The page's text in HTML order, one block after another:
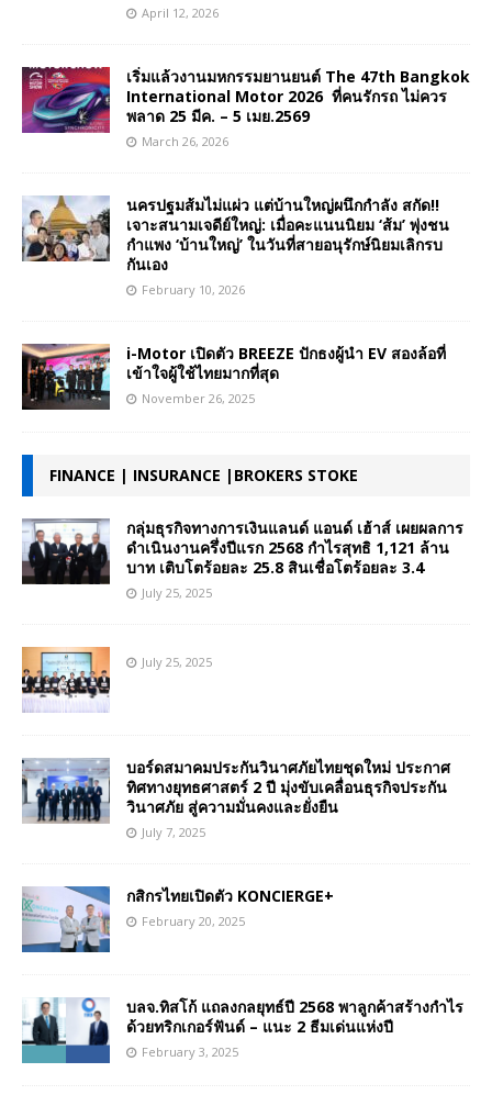
April 12, 2026
เริ่มแล้วงานมหกรรมยานยนต์ The 47th Bangkok
International Motor 2026 ที่คนรักรถ ไม่ควร
พลาด 25 มีค. – 5 เมย.2569
March 26, 2026
นครปฐมส้มไม่แผ่ว แต่บ้านใหญ่ผนึกกำลัง สกัด!!
เจาะสนามเจดีย์ใหญ่: เมื่อคะแนนนิยม ‘ส้ม’ พุ่งชน
กำแพง ‘บ้านใหญ่’ ในวันที่สายอนุรักษ์นิยมเลิกรบ
กันเอง
February 10, 2026
i-Motor เปิดตัว BREEZE ปักธงผู้นำ EV สองล้อที่
เข้าใจผู้ใช้ไทยมากที่สุด
November 26, 2025
FINANCE | INSURANCE |BROKERS STOKE
กลุ่มธุรกิจทางการเงินแลนด์ แอนด์ เฮ้าส์ เผยผลการ
ดำเนินงานครึ่งปีแรก 2568 กำไรสุทธิ 1,121 ล้าน
บาท เติบโตร้อยละ 25.8 สินเชื่อโตร้อยละ 3.4
July 25, 2025
July 25, 2025
บอร์ดสมาคมประกันวินาศภัยไทยชุดใหม่ ประกาศ
ทิศทางยุทธศาสตร์ 2 ปี มุ่งขับเคลื่อนธุรกิจประกัน
วินาศภัย สู่ความมั่นคงและยั่งยืน
July 7, 2025
กสิกรไทยเปิดตัว KONCIERGE+
February 20, 2025
บลจ.ทิสโก้ แถลงกลยุทธ์ปี 2568 พาลูกค้าสร้างกำไร
ด้วยทริกเกอร์ฟันด์ – แนะ 2 ธีมเด่นแห่งปี
February 3, 2025